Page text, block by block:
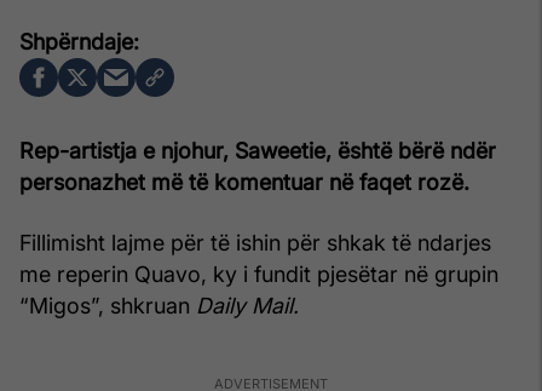
Rep-artistja e njohur, Saweetie, është bërë ndër
personazhet më të komentuar në faqet rozë.
Fillimisht lajme për të ishin për shkak të ndarjes
me reperin Quavo, ky i fundit pjesëtar në grupin
“Migos”, shkruan Daily Mail.